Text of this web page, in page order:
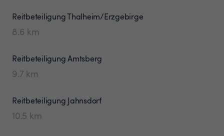
ReitbeteiligungThalheim/Erzgebirge
8.6 km
ReitbeteiligungAmtsberg
9.7 km
Reitbeteiligung Jahnsdorf
10.5 km